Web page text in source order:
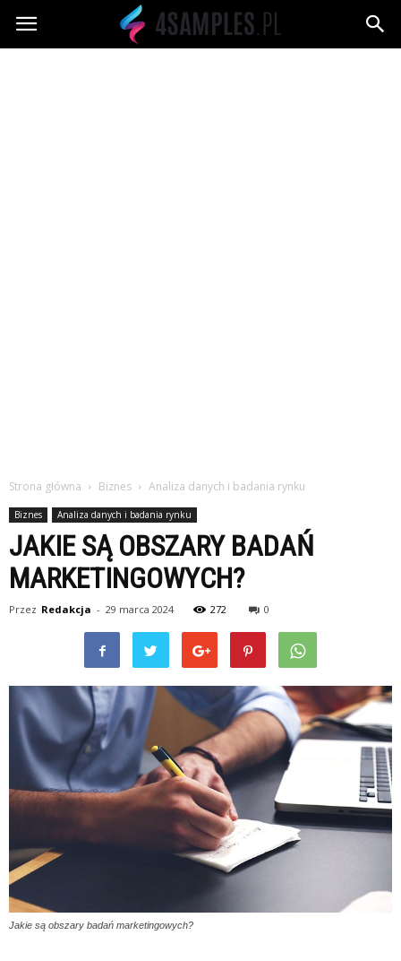
4samples.pl
Strona główna Biznes Analiza danych i badania rynku
Biznes Analiza danych i badania rynku
JAKIE SĄ OBSZARY BADAŃ
MARKETINGOWYCH?
Przez Redakcja - 29 marca 2024 272 0
Jakie są obszary badań marketingowych?